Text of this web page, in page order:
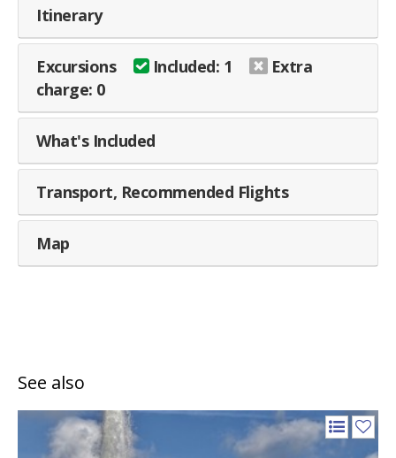
Itinerary
Excursions Included: 1
Extra
charge: 0
What's Included
Transport, Recommended Flights
Map
See also